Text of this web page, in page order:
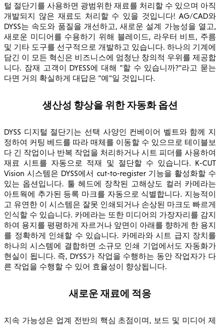
털 절단기를 사용하면 광범위한 재료를 처리할 수 있으며 아직
개발되지 않은 재료도 처리할 수 있을 것입니다! AG/CAD와
DYSS는 속도와 품질을 개선하고, 새로운 설계 가능성을 열고,
새로운 미디어를 수용하기 위해 블레이드, 라우터 비트, 주름
및 기타 도구를 선구적으로 개발하고 있습니다. 하나의 기계에
담긴 이 모든 혁신은 비즈니스에 엄청난 창의적 우위를 제공합
니다. 잠재 고객이 DYESS에 대해 "할 수 있습니까?"라고 묻는
다면 거의 확실하게 대답은 "예"일 것입니다.
생산성 향상을 위한 자동화 옵션
DYSS 디지털 절단기는 선택 사양인 컨베이어 벨트와 함께 지
정하여 커팅 베드를 따라 매체를 이동할 수 있으므로 테이블보
다 긴 작업이나 반복 작업을 처리하거나 시트 피더를 사용하여
재료 시트를 자동으로 적재 및 절단할 수 있습니다. K-CUT
Vision 시스템은 DYSS에서 cut-to-register 기능을 활성화할 수
있는 옵션입니다. 툴 헤드에 장착된 고해상도 컬러 카메라는
아트웍에 추가된 등록 마크를 자동으로 식별합니다. 지능적이
고 유연한 이 시스템은 잘못 인쇄되거나 손상된 마크도 빠르게
인식할 수 있습니다. 카메라는 또한 미디어의 가장자리를 감지
하여 용지를 평평하게 자르거나 앞면이 아래를 향하게 한 용지
를 정확하게 인쇄할 수 있습니다. 카메라와 시트 급지 장치를
하나의 시스템에 결합하면 소규모 인쇄 기업에서도 자동화가
현실이 됩니다. 즉, DYSS가 작업을 수행하는 동안 작업자가 다
른 작업을 수행할 수 있어 효율성이 향상됩니다.
새로운 재료에 적응
지속 가능성은 업계 전반의 핵심 초점이며, 보드 및 미디어 제